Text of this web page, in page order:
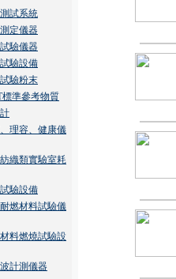
試系統
定儀器
驗儀器
驗設備
驗粉末
標準參考物質
理容、健康儀
織類實驗室耗
驗設備
燃材料試驗儀
料燃燒試驗設
計測儀器